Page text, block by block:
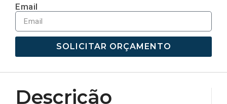
Email
SOLICITAR ORÇAMENTO
Descrição